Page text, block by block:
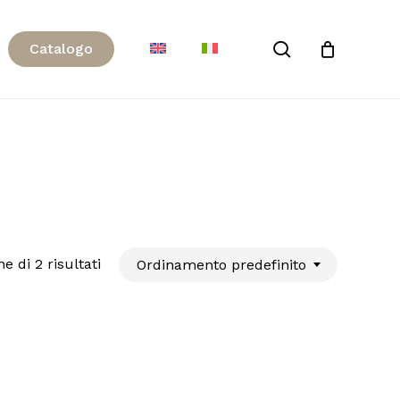
Catalogo search
di 2 risultati Ordinamento predefinito